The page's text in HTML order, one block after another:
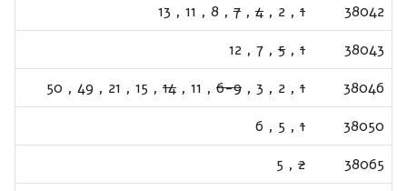
38042
1
,
2
,
4
,
7
,
8
,
11
,
13
38043
1
,
5
,
7
,
12
38046
1
,
2
,
3
,
6-9
,
11
,
14
,
15
,
21
,
49
,
50
38050
1
,
5
,
6
38065
2
,
5